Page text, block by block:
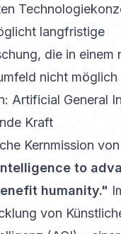
langfristige
die in einem
nicht möglich
Artificial General
Kraft
Kernmission
to
humanity."
von